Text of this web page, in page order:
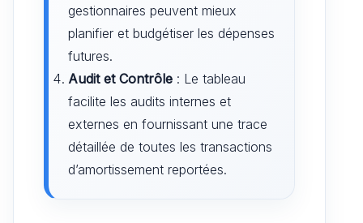
gestionnaires peuvent mieux
planifier et budgétiser les dépenses
futures.
Audit et Contrôle : Le tableau
facilite les audits internes et
externes en fournissant une trace
détaillée de toutes les transactions
d’amortissement reportées.